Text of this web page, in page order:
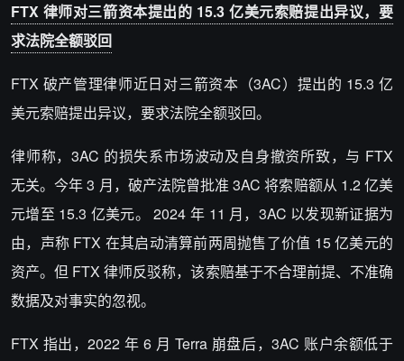
FTX 律师对三箭资本提出的 15.3 亿美元索赔提出异议，要
求法院全额驳回
FTX 破产管理律师近日对三箭资本（3AC）提出的 15.3 亿
美元索赔提出异议，要求法院全额驳回。
律师称，3AC 的损失系市场波动及自身撤资所致，与 FTX
无关。今年 3 月，破产法院曾批准 3AC 将索赔额从 1.2 亿美
元增至 15.3 亿美元。 2024 年 11 月，3AC 以发现新证据为
由，声称 FTX 在其启动清算前两周抛售了价值 15 亿美元的
资产。但 FTX 律师反驳称，该索赔基于不合理前提、不准确
数据及对事实的忽视。
FTX 指出，2022 年 6 月 Terra 崩盘后，3AC 账户余额低于